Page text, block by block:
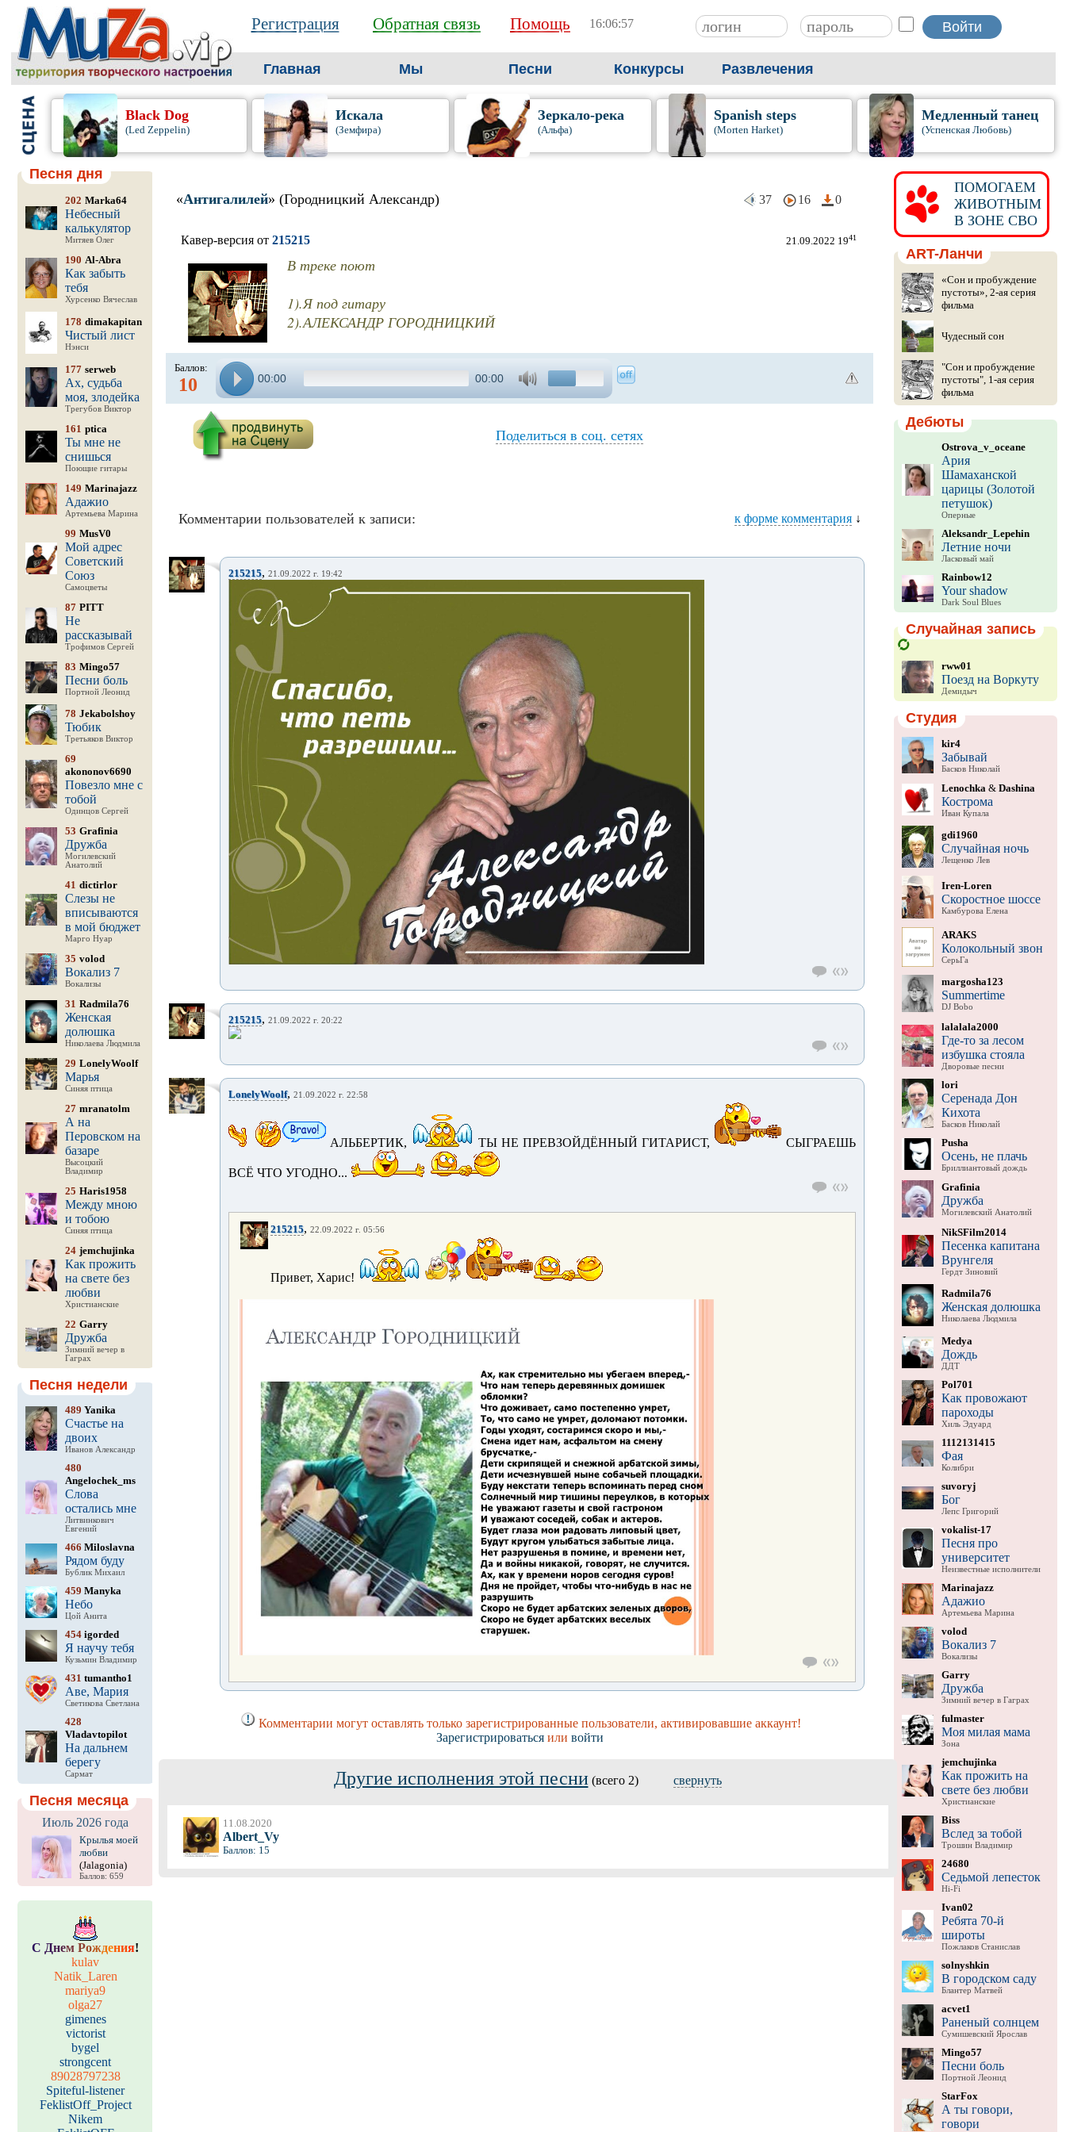
Регистрация Обратная связь Помощь 16:06:58
Главная Мы Песни Конкурсы Развлечения
Black Dog
(Led Zeppelin)
Искала
(Земфира)
Зеркало-река
(Альфа)
Spanish steps
(Morten Harket)
Медленный танец
(Успенская Любовь)
Песня дня
202 Marka64
Небесный
калькулятор
Митяев Олег
190 Al-Abra
Как забыть
тебя
Хурсенко Вячеслав
178 dimakapitan
Чистый лист
Нэнси
177 serweb
Ах, судьба
моя, злодейка
Трегубов Виктор
161 ptica
Ты мне не
снишься
Поющие гитары
149 Marinajazz
Адажио
Артемьева Марина
99 MusV0
Мой адрес
Советский
Союз
Самоцветы
87 PITT
Не
рассказывай
Трофимов Сергей
83 Mingo57
Песни боль
Портной Леонид
78 Jekabolshoy
Тюбик
Третьяков Виктор
69
akononov6690
Повезло мне с
тобой
Одинцов Сергей
53 Grafinia
Дружба
Могилевский
Анатолий
41 dictirlor
Слезы не
вписываются
в мой бюджет
Марго Нуар
35 volod
Вокализ 7
Вокализы
31 Radmila76
Женская
долюшка
Николаева Людмила
29 LonelyWoolf
Марья
Синяя птица
27 mranatolm
А на
Перовском на
базаре
Высоцкий
Владимир
25 Haris1958
Между мною
и тобою
Синяя птица
24 jemchujinka
Как прожить
на свете без
любви
Христианские
22 Garry
Дружба
Зимний вечер в
Гаграх
Песня недели
489 Yanika
Счастье на
двоих
Иванов Александр
480
Angelochek_ms
Слова
остались мне
Литвинкович
Евгений
466 Miloslavna
Рядом буду
Бублик Михаил
459 Manyka
Небо
Цой Анита
454igorded
Я научу тебя
Кузьмин Владимир
431 tumantho1
Аве, Мария
Светикова Светлана
428
Vladavtopilot
На дальнем
берегу
Сармат
Песня месяца
Июль 2026 года
Крылья моей
любви
(Jalagonia)
Баллов: 659
С Днем Рождения!
kulav
Natik_Laren
mariya9
olga27
gimenes
victorist
bygel
strongcent
89028797238
Spiteful-listener
FeklistOff_Project
Nikem
«Антигалилей» (Городницкий Александр) 37 16 0
Кавер-версия от 215215 21.09.2022 1941
В треке поют
1).Я под гитару
2).АЛЕКСАНДР ГОРОДНИЦКИЙ
Баллов:
10 00:00 00:00
Поделиться в соц. сетях
Комментарии пользователей к записи: к форме комментария↓
215215, 21.09.2022 г. 19:42
215215, 21.09.2022 г. 20:22
LonelyWoolf, 21.09.2022 г. 22:58
АЛЬБЕРТИК, ТЫ НЕ ПРЕВЗОЙДЁННЫЙ ГИТАРИСТ, СЫГРАЕШЬ
ВСЁ ЧТО УГОДНО...
215215, 22.09.2022 г. 05:56
Привет, Харис!
Комментарии могут оставлять только зарегистрированные пользователи, активировавшие аккаунт!
Зарегистрироватьсяили войти
Другие исполнения этой песни(всего 2) свернуть
11.08.2020
Albert_Vy
Баллов: 15
ПОМОГАЕМ
ЖИВОТНЫМ
В ЗОНЕ СВО
ART-Ланчи
«Сон и пробуждение
пустоты», 2-ая серия
фильма
Чудесный сон
"Сон и пробуждение
пустоты", 1-ая серия
фильма
Дебюты
Ostrova_v_oceane
Ария
Шамаханской
царицы (Золотой
петушок)
Оперные
Aleksandr_Lepehin
Летние ночи
Ласковый май
Rainbow12
Your shadow
Dark Soul Blues
Случайная запись
rww01
Поезд на Воркуту
Демидыч
Студия
kir4
Забывай
Басков Николай
Lenochka & Dashina
Кострома
Иван Купала
gdi1960
Случайная ночь
Лещенко Лев
Iren-Loren
Скоростное шоссе
Камбурова Елена
ARAKS
Колокольный звон
СерьГа
margosha123
Summertime
DJ Bobo
lalalala2000
Где-то за лесом
избушка стояла
Дворовые песни
lori
Серенада Дон
Кихота
Басков Николай
Pusha
Осень, не плачь
Бриллиантовый дождь
Grafinia
Дружба
Могилевский Анатолий
NikSFilm2014
Песенка капитана
Врунгеля
Гердт Зиновий
Radmila76
Женская долюшка
Николаева Людмила
Medya
Дождь
ДДТ
Pol701
Как провожают
пароходы
Хиль Эдуард
1112131415
Фая
Колибри
suvoryj
Бог
Лепс Григорий
vokalist-17
Песня про
университет
Неизвестные исполнители
Marinajazz
Адажио
Артемьева Марина
volod
Вокализ 7
Вокализы
Garry
Дружба
Зимний вечер в Гаграх
fulmaster
Моя милая мама
Зона
jemchujinka
Как прожить на
свете без любви
Христианские
Biss
Вслед за тобой
Трошин Владимир
24680
Седьмой лепесток
Hi-Fi
Ivan02
Ребята 70-й
широты
Пожлаков Станислав
solnyshkin
В городском саду
Блантер Матвей
acvet1
Раненый солнцем
Сумишевский Ярослав
Mingo57
Песни боль
Портной Леонид
StarFox
А ты говори,
говори